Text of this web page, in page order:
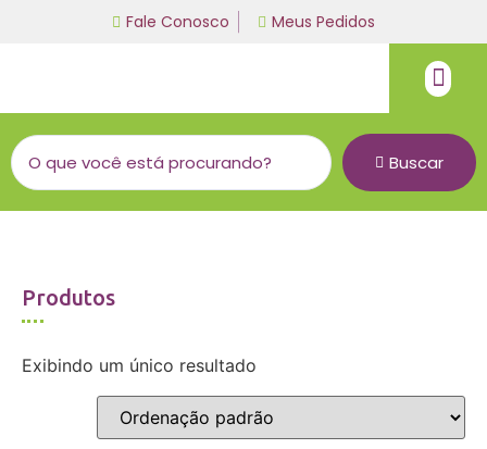
Fale Conosco Meus Pedidos
Buscar
Produtos
Exibindo um único resultado